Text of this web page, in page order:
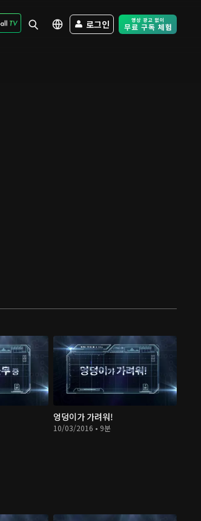
로그인 Free Trial -
엉덩이가 가려워!
10/03/2016 • 9분